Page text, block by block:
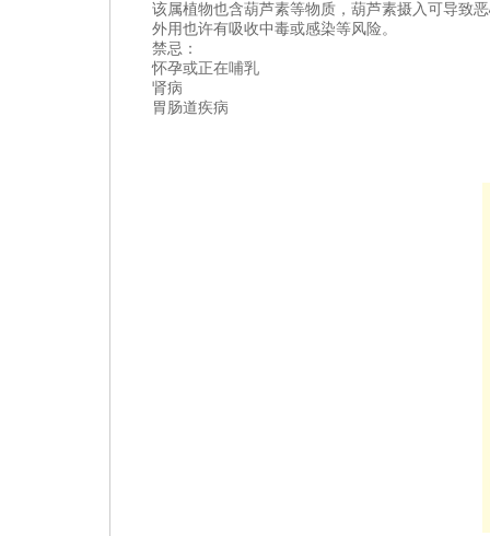
该属植物也含葫芦素等物质，葫芦素摄入可导致
外用也许有吸收中毒或感染等风险。
禁忌：
怀孕或正在哺乳
肾病
胃肠道疾病